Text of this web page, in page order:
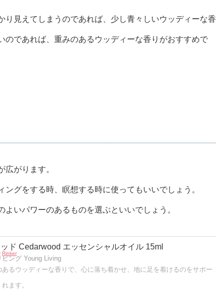
り見えてしまうのであれば、少し青々しいウッディーな香
のであれば、重みのあるウッディーな香りがおすすめで
がります。
グをする時、瞑想する時に使ってもいいでしょう。
いパワーのあるものを選ぶといいでしょう。
ド Cedarwood エッセンシャルオイル 15ml
Rinker
ビング Young Living
あるウッディーな香りで、心に落ち着かせ、地に足を着けるのをサポー
ます。